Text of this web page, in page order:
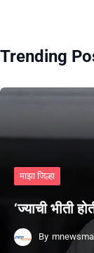
Trending
माझा जिल्हा
‘ज्याची भीती
By